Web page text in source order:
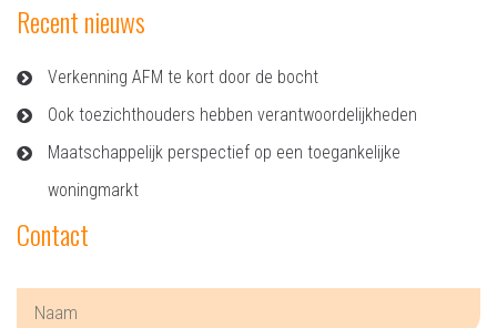
Recent nieuws
Verkenning AFM te kort door de bocht
Ook toezichthouders hebben verantwoordelijkheden
Maatschappelijk perspectief op een toegankelijke
woningmarkt
Contact